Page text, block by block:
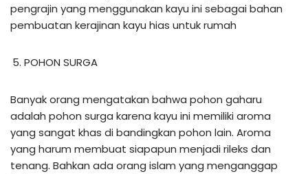
pengrajin yang menggunakan kayu ini sebagai bahan
pembuatan kerajinan kayu hias untuk rumah
POHON SURGA
Banyak orang mengatakan bahwa pohon gaharu
adalah pohon surga karena kayu ini memiliki aroma
yang sangat khas di bandingkan pohon lain. Aroma
yang harum membuat siapapun menjadi rileks dan
tenang. Bahkan ada orang islam yang menganggap